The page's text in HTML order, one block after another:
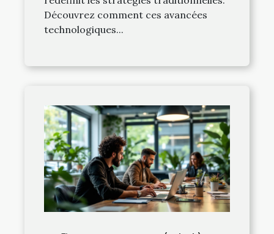
Découvrez comment ces avancées
technologiques...